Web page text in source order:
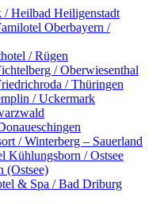
Heilbad Heiligenstadt
Oberbayern /
/ Rügen
/ Oberwiesenthal
/ Thüringen
/ Uckermark
/ Winterberg – Sauerland
Kühlungsborn / Ostsee
(Ostsee)
& Spa / Bad Driburg